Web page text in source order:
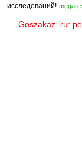
исследований!
Goszakaz. ru: